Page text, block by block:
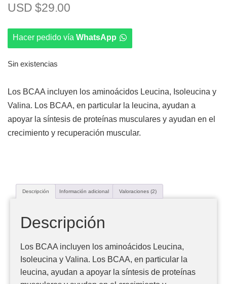
Los BCAA incluyen los aminoácidos Leucina, Isoleucina y
Valina. Los BCAA, en particular la leucina, ayudan a
apoyar la síntesis de proteínas musculares y ayudan en el
crecimiento y recuperación muscular.
USD $29.00
Sin existencias
Hacer pedido vía WhatsApp
Descripción Información adicional Valoraciones (2)
Descripción
Los BCAA incluyen los aminoácidos Leucina,
Isoleucina y Valina. Los BCAA, en particular la
leucina, ayudan a apoyar la síntesis de proteínas